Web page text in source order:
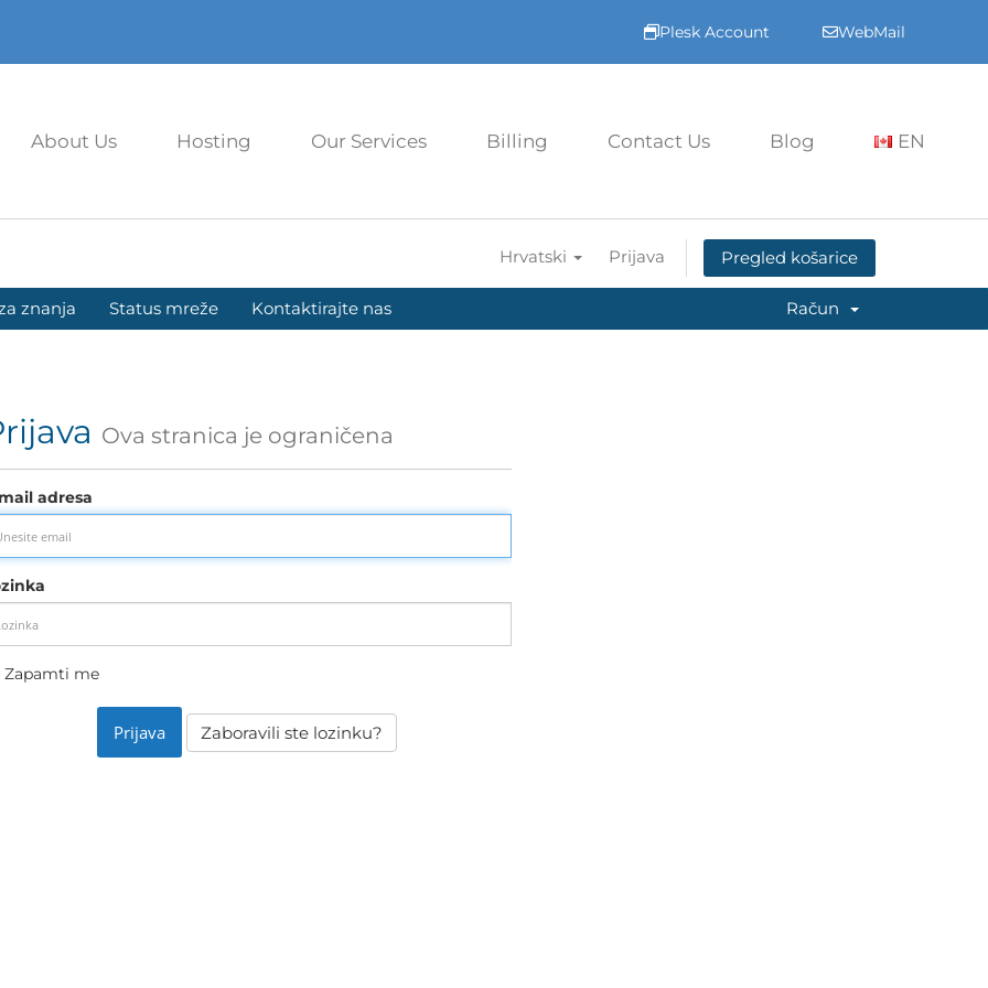
Plesk Account WebMail
About Us Hosting Our Services Billing Contact Us Blog EN
Hrvatski Prijava Pregled košarice
znanja Status mreže Kontaktirajte nas Račun
Ova stranica je ograničena
adresa
Zapamti me
Zaboravili ste lozinku?